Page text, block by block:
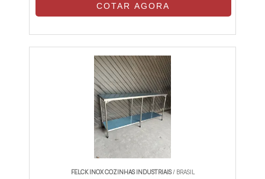
COTAR AGORA
FELCK INOX COZINHAS INDUSTRIAIS/ BRASIL